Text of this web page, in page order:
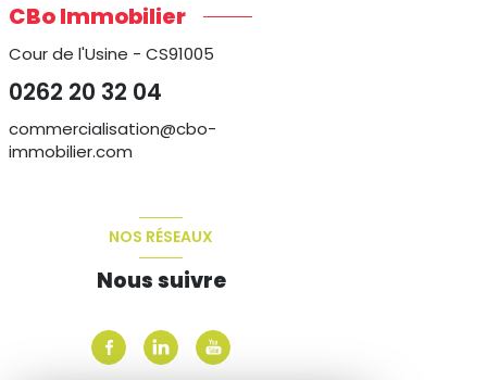
CBo Immobilier
Cour de l'Usine - CS91005
0262 20 32 04
commercialisation@cbo-
immobilier.com
NOS RÉSEAUX
Nous suivre